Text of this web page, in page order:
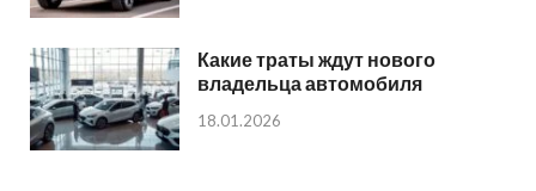
Какие траты ждут нового
владельца автомобиля
18.01.2026